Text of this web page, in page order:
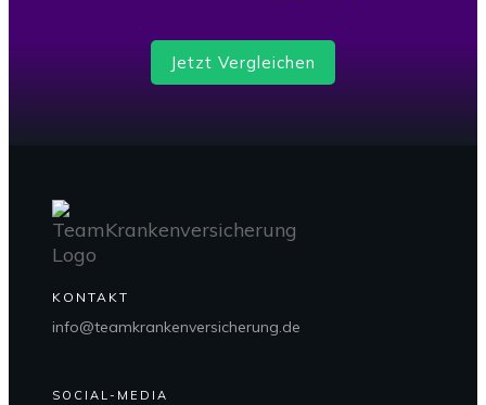
Jetzt Vergleichen
KONTAKT
info@teamkrankenversicherung.de
SOCIAL-MEDIA